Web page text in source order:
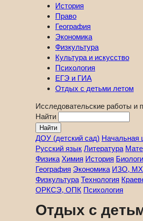
История
Право
География
Экономика
Физкультура
Культура и искусство
Психология
ЕГЭ и ГИА
Отдых с детьми летом
Исследовательские работы и
Найти
ДОУ (детский сад) Начальная
Русский язык Литература
Физика Химия История
География Экономика ИЗО,
Физкультура Технология
ОРКСЭ, ОПК Психология
Отдых с